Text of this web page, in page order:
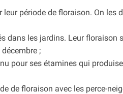
période de floraison. On les
dans les jardins. Leur floraison
;
pour ses étamines qui
de floraison avec les perce-